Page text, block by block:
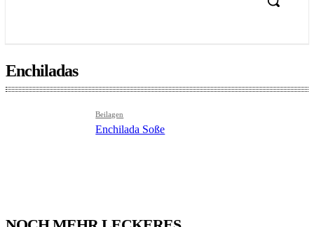
Enchiladas
Beilagen
Enchilada Soße